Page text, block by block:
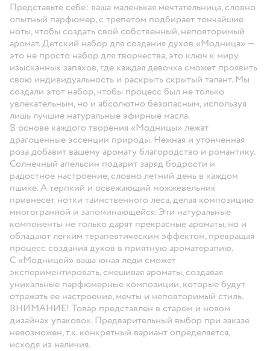
Представьте себе: ваша маленькая мечтательница, словно
опытный парфюмер, с трепетом подбирает тончайшие
ноты, чтобы создать свой собственный, неповторимый
аромат. Детский набор для создания духов «Модница» —
это не просто набор для творчества, это ключ к миру
изысканных запахов, где каждая девочка сможет проявить
свою индивидуальность и раскрыть скрытый талант. Мы
создали этот набор, чтобы процесс был не только
увлекательным, но и абсолютно безопасным, используя
лишь лучшие натуральные эфирные масла.
В основе каждого творения «Модницы» лежат
драгоценные эссенции природы. Нежная и утонченная
роза добавит вашему аромату благородство и романтику.
Солнечный апельсин подарит заряд бодрости и
радостное настроение, словно летний день в каждом
пшике. А терпкий и освежающий можжевельник
привнесет нотки таинственного леса, делая композицию
многогранной и запоминающейся. Эти натуральные
компоненты не только дарят прекрасные ароматы, но и
обладают легким терапевтическим эффектом, превращая
процесс создания духов в приятную ароматерапию.
С «Модницей» ваша юная леди сможет
экспериментировать, смешивая ароматы, создавая
уникальные парфюмерные композиции, которые будут
отражать ее настроение, мечты и неповторимый стиль.
ВНИМАНИЕ! Товар представлен в старом и новом
дизайнах упаковок. Предварительный выбор при заказе
невозможен, т.к. конкретный вариант определяется,
исходя из наличия.